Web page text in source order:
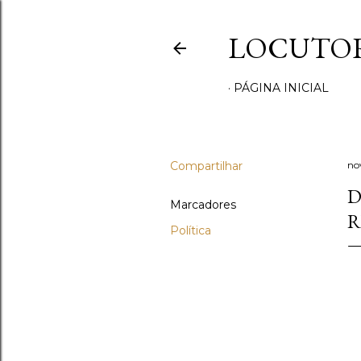
PÁGINA INICIAL
Compartilhar
Marcadores
Política